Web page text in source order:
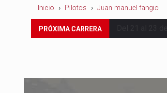
Inicio Pilotos Juan manuel fangio
PRÓXIMA CARRERA